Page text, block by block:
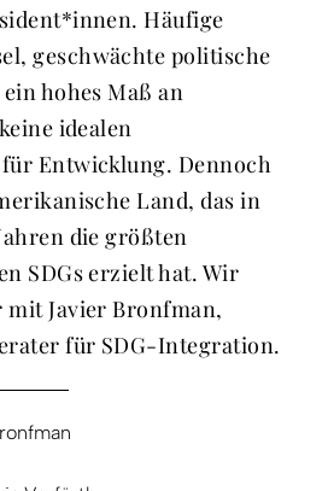
Häufige
geschwächte politische
hohes Maß an
idealen
Entwicklung. Dennoch
Land, das in
die größten
SDGs erzielt hat. Wir
mit Javier Bronfman,
für SDG-Integration.